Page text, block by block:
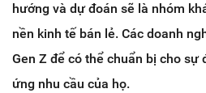
hướng và dự đoán sẽ là nhóm
nền kinh tế bán lẻ. Các doanh
Gen Z để có thể chuẩn bị cho sự
ứng nhu cầu của họ.